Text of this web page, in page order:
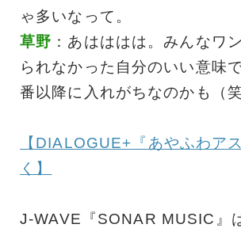
ゃ多いなって。
草野 ：あはははは。みんなワ
られなかった自分のいい意味
番以降に入れがちなのかも（笑
【DIALOGUE+『あやふわア
く】
J-WAVE『SONAR MUSIC』